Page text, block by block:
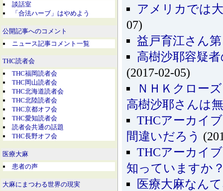
談話室
「合法ハーブ」はやめよう
公開記事へのコメント
ニュース記事コメント一覧
THC読者会
THC福岡読者会
THC岡山読者会
THC北海道読者会
THC北陸読者会
THC京都オフ会
THC愛知読者会
読者会共通の話題
THC長野オフ会
医療大麻
患者の声
大麻にまつわる世界の現実
アメリカでは
07)
益戸育江さん
高樹沙耶容疑
(2017-02-05)
ＮＨＫクロー
高樹沙耶さんは
THCアーカイ
間違いだろう
THCアーカイ
知っていますか
医療大麻なん